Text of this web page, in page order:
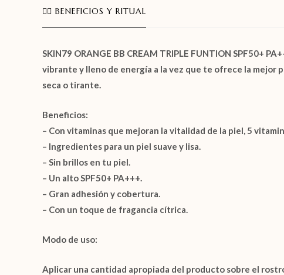
🧖‍♀️ BENEFICIOS Y RITUAL
SKIN79 ORANGE BB CREAM TRIPLE FUNTION SPF50+
vibrante y lleno de energía a la vez que te ofrece la mejor
seca o tirante.
Beneficios:
– Con vitaminas que mejoran la vitalidad de la piel, 5
– Ingredientes para un piel suave y lisa.
– Sin brillos en tu piel.
– Un alto SPF50+ PA+++.
– Gran adhesión y cobertura.
– Con un toque de fragancia cítrica.
Modo de uso:
Aplicar una cantidad apropiada del producto sobre el